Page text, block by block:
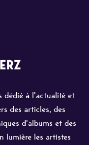
dédié à l'actualité et
des articles, des
d'albums et des
lumière les artistes